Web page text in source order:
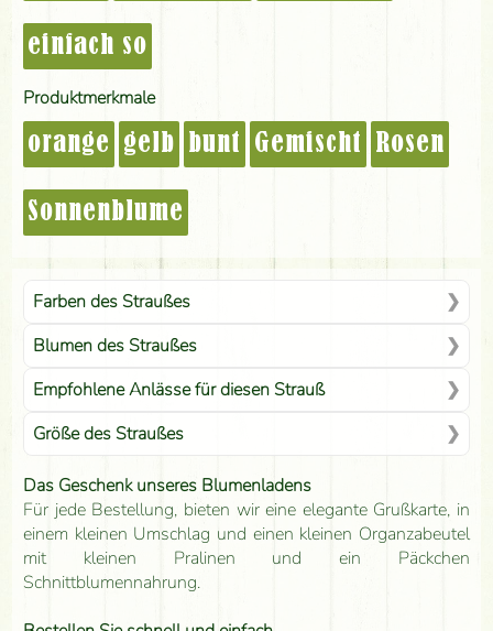
einfach so
Produktmerkmale
orange gelb bunt Gemischt Rosen
Sonnenblume
Farben des Straußes
Blumen des Straußes
Empfohlene Anlässe für diesen Strauß
Größe des Straußes
Das Geschenk unseres Blumenladens
Für jede Bestellung, bieten wir eine elegante Grußkarte, in
einem kleinen Umschlag und einen kleinen Organzabeutel
mit kleinen Pralinen und ein Päckchen
Schnittblumennahrung.